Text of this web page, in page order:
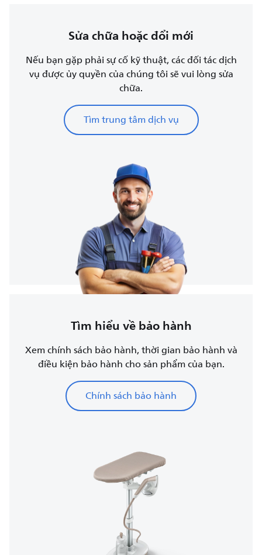
Sửa chữa hoặc đổi mới
Nếu bạn gặp phải sự cố kỹ thuật, các đối tác dịch
vụ được ủy quyền của chúng tôi sẽ vui lòng sửa
chữa.
Tìm trung tâm dịch vụ
Tìm hiểu về bảo hành
Xem chính sách bảo hành, thời gian bảo hành và
điều kiện bảo hành cho sản phẩm của bạn.
Chính sách bảo hành